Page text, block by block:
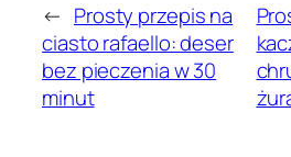
← Prosty przepis na
ciasto rafaello: deser
bez pieczenia w 30
minut